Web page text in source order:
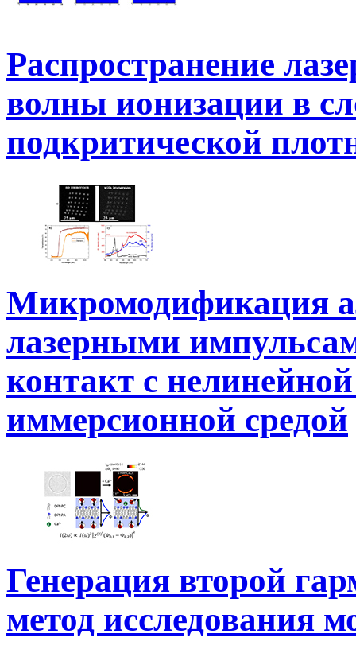
Распространение
волны ионизации в
подкритической
Микромодификация
лазерными
контакт с
иммерсионной средой
Генерация второй
метод исследования